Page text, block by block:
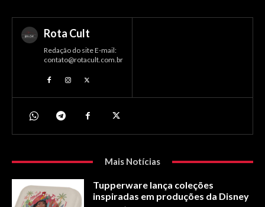
Rota Cult
Redação do site E-mail:
contato@rotacult.com.br
Mais Notícias
Tupperware lança coleções
inspiradas em produções da Disney